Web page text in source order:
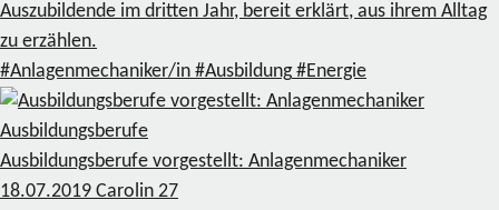
Auszubildende im dritten Jahr, bereit erklärt, aus ihrem Alltag
zu erzählen.
#Anlagenmechaniker/in #Ausbildung #Energie
Ausbildungsberufe
Ausbildungsberufe vorgestellt: Anlagenmechaniker
18.07.2019 Carolin 27